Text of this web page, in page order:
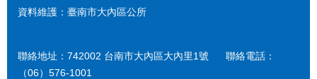
資料維護：臺南市大內區公所
聯絡地址：742002 台南市大內區大內里1號 聯絡電話：
（06）576-1001